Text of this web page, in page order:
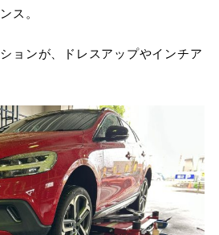
ス。
ョンが、ドレスアップやインチア